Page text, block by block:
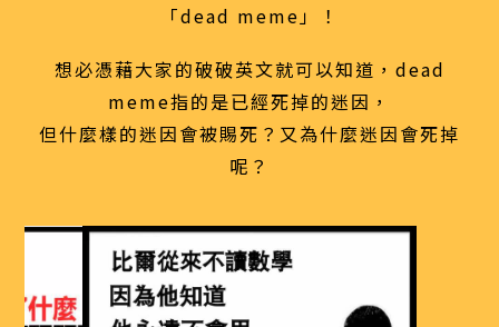
「dead meme」！
想必憑藉大家的破破英文就可以知道，dead
meme指的是已經死掉的迷因，
但什麼樣的迷因會被賜死？又為什麼迷因會死掉
呢？